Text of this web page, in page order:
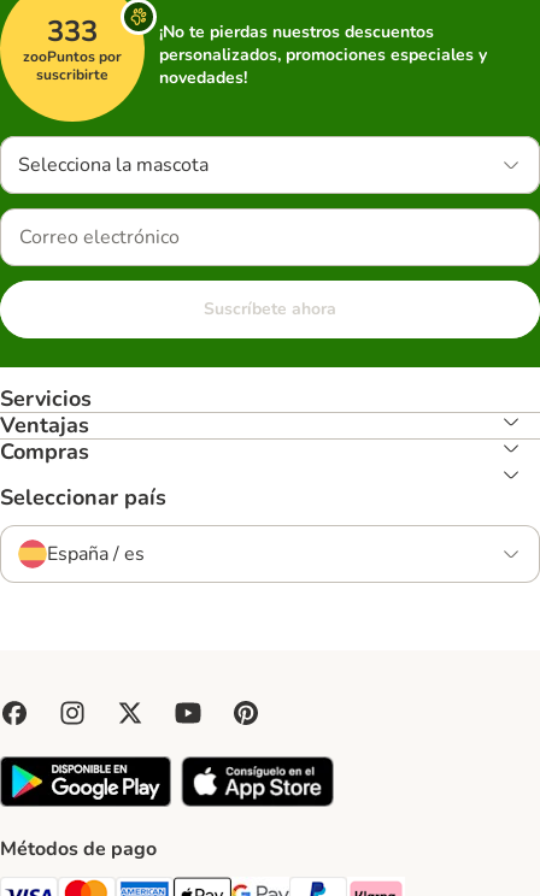
333
zooPuntos por
suscribirte
¡No te pierdas nuestros descuentos
personalizados, promociones especiales y
novedades!
Selecciona la mascota
Suscríbete ahora
Servicios
Ventajas
Compras
Seleccionar país
España / es
Métodos de pago